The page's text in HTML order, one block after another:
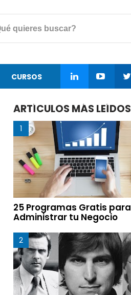
CURSOS
ARTÍCULOS MÁS LEÍDOS
25 Programas Gratis para
Administrar tu Negocio